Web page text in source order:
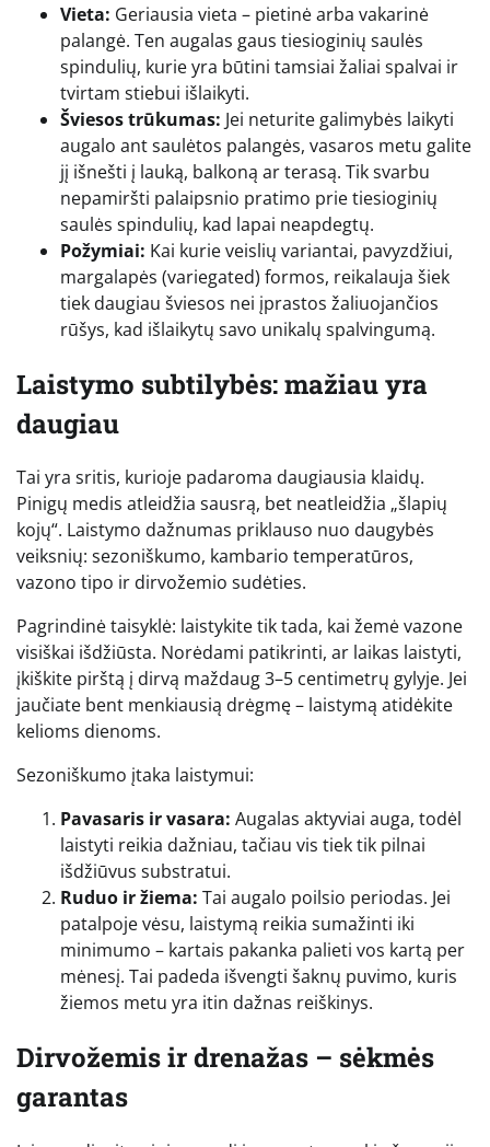
Vieta: Geriausia vieta – pietinė arba vakarinė
palangė. Ten augalas gaus tiesioginių saulės
spindulių, kurie yra būtini tamsiai žaliai spalvai ir
tvirtam stiebui išlaikyti.
Šviesos trūkumas: Jei neturite galimybės laikyti
augalo ant saulėtos palangės, vasaros metu galite
jį išnešti į lauką, balkoną ar terasą. Tik svarbu
nepamiršti palaipsnio pratimo prie tiesioginių
saulės spindulių, kad lapai neapdegtų.
Požymiai: Kai kurie veislių variantai, pavyzdžiui,
margalapės (variegated) formos, reikalauja šiek
tiek daugiau šviesos nei įprastos žaliuojančios
rūšys, kad išlaikytų savo unikalų spalvingumą.
Laistymo subtilybės: mažiau yra
daugiau
Tai yra sritis, kurioje padaroma daugiausia klaidų.
Pinigų medis atleidžia sausrą, bet neatleidžia „šlapių
kojų“. Laistymo dažnumas priklauso nuo daugybės
veiksnių: sezoniškumo, kambario temperatūros,
vazono tipo ir dirvožemio sudėties.
Pagrindinė taisyklė: laistykite tik tada, kai žemė vazone
visiškai išdžiūsta. Norėdami patikrinti, ar laikas laistyti,
įkiškite pirštą į dirvą maždaug 3–5 centimetrų gylyje. Jei
jaučiate bent menkiausią drėgmę – laistymą atidėkite
kelioms dienoms.
Sezoniškumo įtaka laistymui:
Pavasaris ir vasara: Augalas aktyviai auga, todėl
laistyti reikia dažniau, tačiau vis tiek tik pilnai
išdžiūvus substratui.
Ruduo ir žiema: Tai augalo poilsio periodas. Jei
patalpoje vėsu, laistymą reikia sumažinti iki
minimumo – kartais pakanka palieti vos kartą per
mėnesį. Tai padeda išvengti šaknų puvimo, kuris
žiemos metu yra itin dažnas reiškinys.
Dirvožemis ir drenažas – sėkmės
garantas